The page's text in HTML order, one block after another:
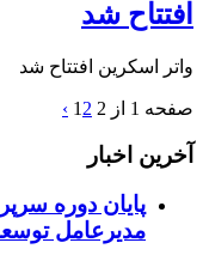
افتتاح شد
واتر اسكرين افتتاح شد
صفحه 1 از 2 1 2
›
آخرین اخبار
پایان دوره
مدیرعامل